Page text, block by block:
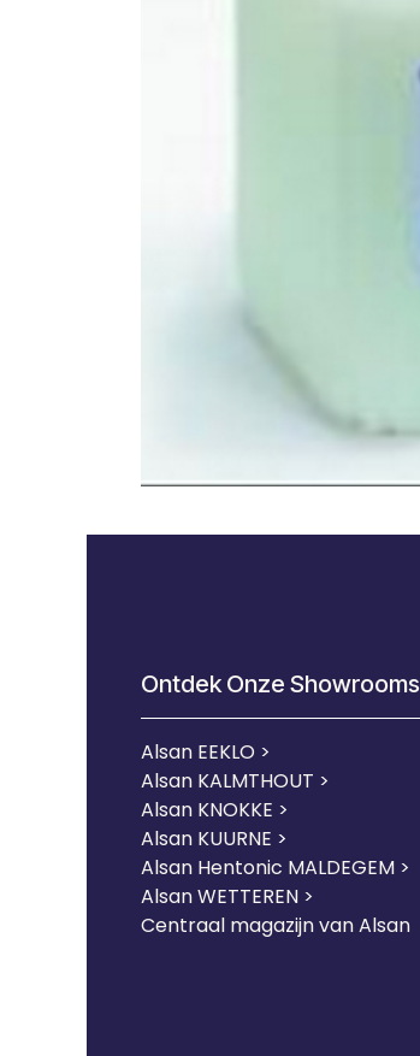
Ontdek Onze Showrooms
Alsan EEKLO >
Alsan KALMTHOUT >
Alsan KNOKKE >
Alsan KUURNE >
Alsan Hentonic MALDEGEM >
Alsan WETTEREN >
Centraal magazijn van Alsan